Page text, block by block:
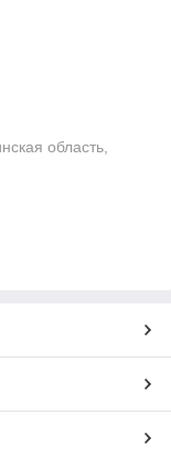
область,